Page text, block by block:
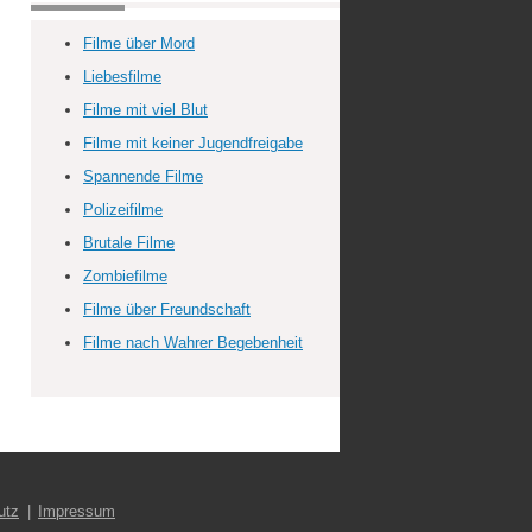
Filme über Mord
Liebesfilme
Filme mit viel Blut
Filme mit keiner Jugendfreigabe
Spannende Filme
Polizeifilme
Brutale Filme
Zombiefilme
Filme über Freundschaft
Filme nach Wahrer Begebenheit
Impressum